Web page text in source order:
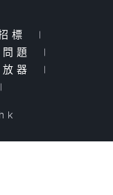
標
|
問題
|
放器
|
|